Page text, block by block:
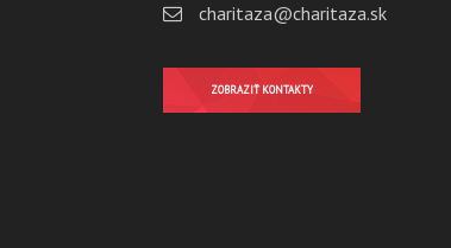
charitaza@charitaza.sk
ZOBRAZIŤ KONTAKTY